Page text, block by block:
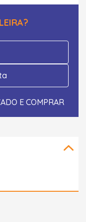
E COMPRAR